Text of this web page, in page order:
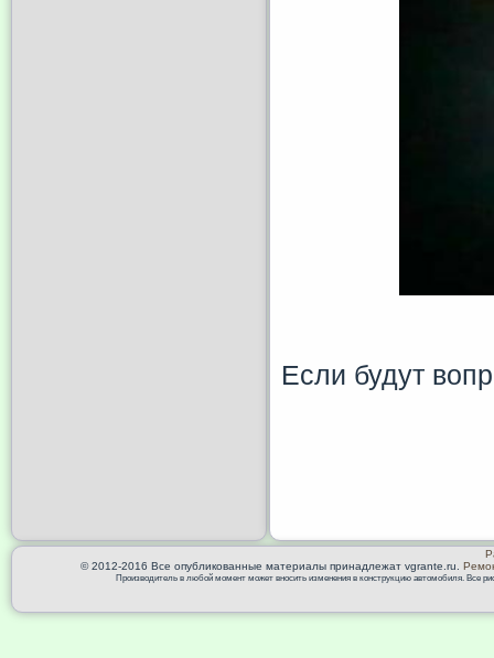
Если будут
© 2012-2016 Все опубликованные материалы принадлежат vgrante.ru.
Производитель в любой момент может вносить изменения в конструкцию автомобиля. Все